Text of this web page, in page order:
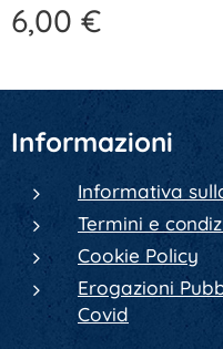
6,00 €
Informazioni
Informativa
Termini e
Cookie Policy
Erogazioni
Covid